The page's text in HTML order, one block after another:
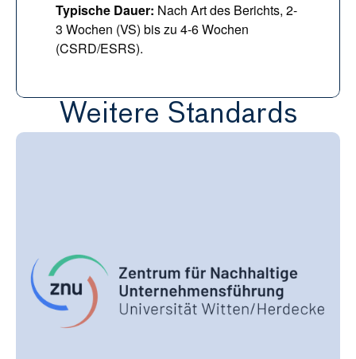
Typische Dauer: Nach Art des Berichts, 2-
3 Wochen (VS) bis zu 4-6 Wochen
(CSRD/ESRS).
Weitere Standards